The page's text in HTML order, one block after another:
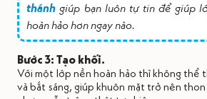
thánh giúp bạn luôn tự tin để giúp
hoàn hảo hơn ngay nào.
Bước 3: Tạo khối.
Với một lớp nền hoàn hảo thì không thể
và bắt sáng, giúp khuôn mặt trở nên